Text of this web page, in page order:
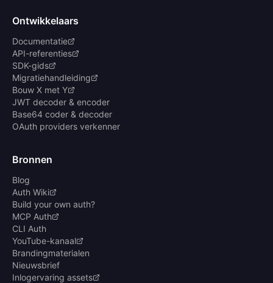
Ontwikkelaars
Documentatie
API-referenties
SDK-gids
Migratiehandleiding
Bouw X met Y
JWT decoder & encoder
Base64 coder & decoder
OAuth providers verkenner
Bronnen
Blog
Auth Wiki
Build your own auth?
MCP Auth
CLI Auth
YouTube-kanaal
Brandingmaterialen
Nieuwsbrief
Inlogervaring assets